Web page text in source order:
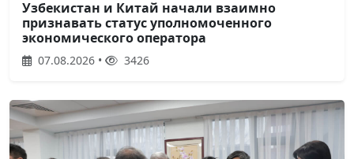
Узбекистан и Китай начали взаимно
признавать статус уполномоченного
экономического оператора
07.08.2026 • 3426